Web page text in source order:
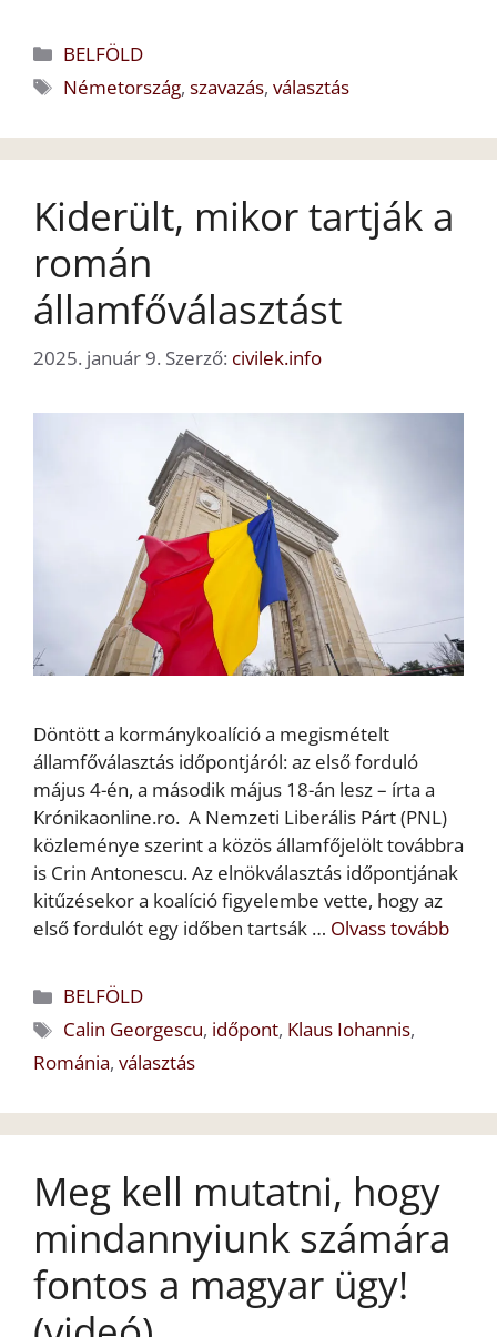
Kategória
BELFÖLD
Címkék
Németország,szavazás,választás
Kiderült, mikor tartják a
román
államfőválasztást
2025. január 9. Szerző: civilek.info
Döntött a kormánykoalíció a megismételt
államfőválasztás időpontjáról: az első forduló
május 4-én, a második május 18-án lesz – írta a
Krónikaonline.ro. A Nemzeti Liberális Párt (PNL)
közleménye szerint a közös államfőjelölt továbbra
is Crin Antonescu. Az elnökválasztás időpontjának
kitűzésekor a koalíció figyelembe vette, hogy az
első fordulót egy időben tartsák … Olvass tovább
Kategória
BELFÖLD
Címkék
Calin Georgescu, időpont, Klaus Iohannis,
Románia, választás
Meg kell mutatni, hogy
mindannyiunk számára
fontos a magyar ügy!